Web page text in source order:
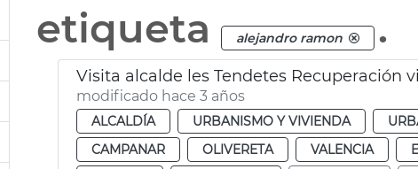
etiqueta
alejandro ramon .
Visita alcalde les Tendetes Recuperación
modificado hace 3 años
ALCALDÍA URBANISMO Y VIVIENDA
CAMPANAR
OLIVERETA VALENCIA